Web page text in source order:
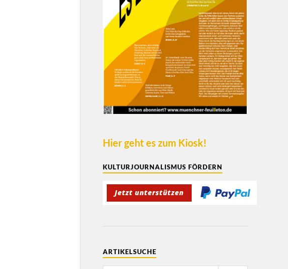
Hier geht es zum Kiosk!
KULTURJOURNALISMUS FÖRDERN
ARTIKELSUCHE